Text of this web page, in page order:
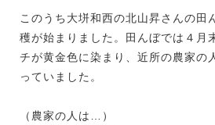
このうち大垪和西の北山昇さんの田
穫が始まりました。田んぼでは４月
チが黄金色に染まり、近所の農家の
っていました。
（農家の人は…）